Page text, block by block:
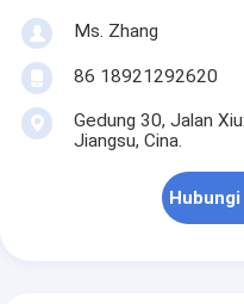
Ms. Zhang
86 18921292620
Gedung 30, Jalan
Jiangsu, Cina.